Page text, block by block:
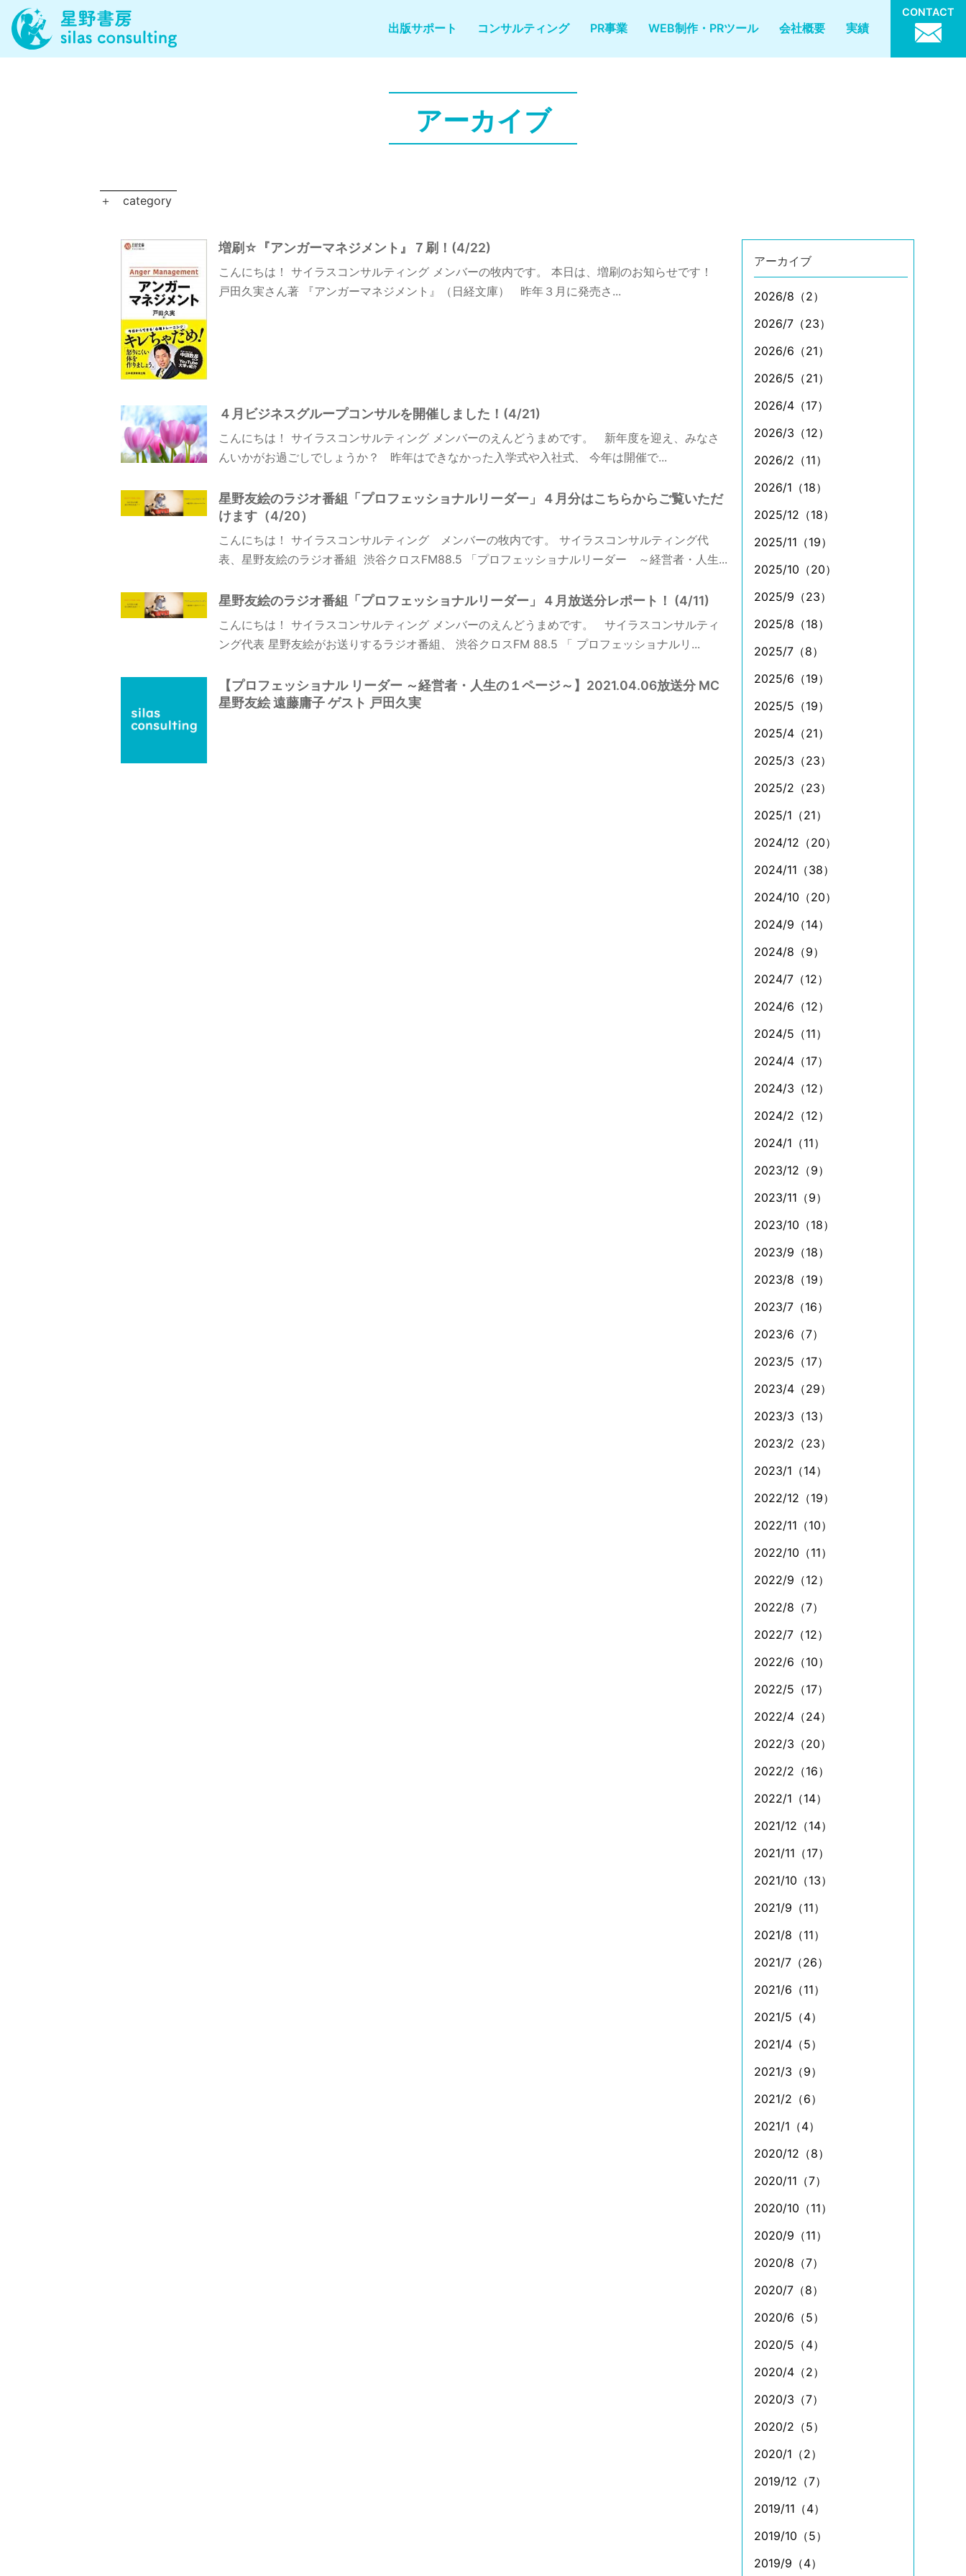
出版サポート コンサルティング PR事業 WEB制作・PRツール 会社概要 実績
CONTACT
アーカイブ
＋ category
増刷☆『アンガーマネジメント』７刷！(4/22)
こんにちは！ サイラスコンサルティング メンバーの牧内です。 本日は、増刷のお知らせです！
戸田久実さん著 『アンガーマネジメント』（日経文庫） 昨年３月に発売さ...
４月ビジネスグループコンサルを開催しました！(4/21)
こんにちは！ サイラスコンサルティング メンバーのえんどうまめです。 新年度を迎え、みなさ
んいかがお過ごしでしょうか？ 昨年はできなかった入学式や入社式、 今年は開催で...
星野友絵のラジオ番組「プロフェッショナルリーダー」４月分はこちらからご覧いただ
けます（4/20）
こんにちは！ サイラスコンサルティング メンバーの牧内です。 サイラスコンサルティング代
表、星野友絵のラジオ番組 渋谷クロスFM88.5 「プロフェッショナルリーダー ～経営者・人生...
星野友絵のラジオ番組「プロフェッショナルリーダー」４月放送分レポート！ (4/11)
こんにちは！ サイラスコンサルティング メンバーのえんどうまめです。 サイラスコンサルティ
ング代表 星野友絵がお送りするラジオ番組、 渋谷クロスFM 88.5 「 プロフェッショナルリ...
【プロフェッショナル リーダー ～経営者・人生の１ページ～】2021.04.06放送分 MC
星野友絵 遠藤庸子 ゲスト 戸田久実
アーカイブ
2026/8（2）
2026/7（23）
2026/6（21）
2026/5（21）
2026/4（17）
2026/3（12）
2026/2（11）
2026/1（18）
2025/12（18）
2025/11（19）
2025/10（20）
2025/9（23）
2025/8（18）
2025/7（8）
2025/6（19）
2025/5（19）
2025/4（21）
2025/3（23）
2025/2（23）
2025/1（21）
2024/12（20）
2024/11（38）
2024/10（20）
2024/9（14）
2024/8（9）
2024/7（12）
2024/6（12）
2024/5（11）
2024/4（17）
2024/3（12）
2024/2（12）
2024/1（11）
2023/12（9）
2023/11（9）
2023/10（18）
2023/9（18）
2023/8（19）
2023/7（16）
2023/6（7）
2023/5（17）
2023/4（29）
2023/3（13）
2023/2（23）
2023/1（14）
2022/12（19）
2022/11（10）
2022/10（11）
2022/9（12）
2022/8（7）
2022/7（12）
2022/6（10）
2022/5（17）
2022/4（24）
2022/3（20）
2022/2（16）
2022/1（14）
2021/12（14）
2021/11（17）
2021/10（13）
2021/9（11）
2021/8（11）
2021/7（26）
2021/6（11）
2021/5（4）
2021/4（5）
2021/3（9）
2021/2（6）
2021/1（4）
2020/12（8）
2020/11（7）
2020/10（11）
2020/9（11）
2020/8（7）
2020/7（8）
2020/6（5）
2020/5（4）
2020/4（2）
2020/3（7）
2020/2（5）
2020/1（2）
2019/12（7）
2019/11（4）
2019/10（5）
2019/9（4）